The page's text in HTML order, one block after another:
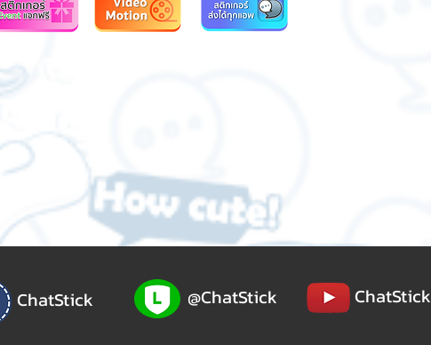
ChatStick @ChatStick ChatStick